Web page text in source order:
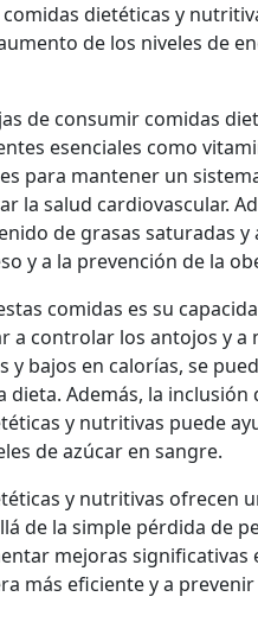
dietéticas y
de los niveles de
de consumir comidas
esenciales como
para mantener un
la salud cardiovascular.
de grasas saturadas y
y a la prevención de la
comidas es su
a controlar los antojos y
bajos en calorías, se
Además, la
y nutritivas puede
de azúcar en sangre.
y nutritivas ofrecen
de la simple pérdida de
mejoras
más eficiente y a